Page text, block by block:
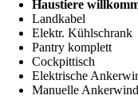
Haustiere
Landkabel
Elektr. Kühlschrank
Pantry komplett
Cockpittisch
Elektrische
Manuelle